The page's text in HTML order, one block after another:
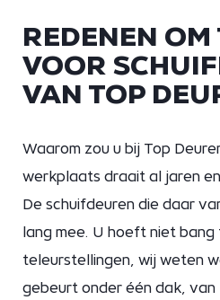
REDENEN OM
VOOR
VAN TOP
Waarom zou u bij Top
werkplaats draait al jaren
De schuifdeuren die daar
lang mee. U hoeft niet bang
teleurstellingen, wij weten
gebeurt onder één dak,